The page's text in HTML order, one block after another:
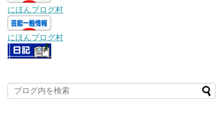
にほんブログ村
にほんブログ村